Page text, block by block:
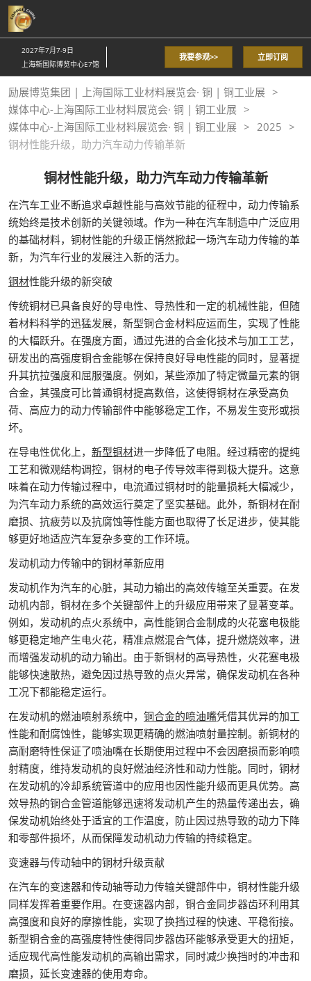
直
接
跳
至
内
容
2027年7月7-9日
上海新国际博览中心E7馆
我要参观>> 立即订阅
励展博览集团 | 上海国际工业材料展览会· 铜 | 铜工业展
媒体中心-上海国际工业材料展览会· 铜 | 铜工业展
媒体中心-上海国际工业材料展览会· 铜 | 铜工业展
2025
铜材性能升级，助力汽车动力传输革新
铜材性能升级，助力汽车动力传输革新
在汽车工业不断追求卓越性能与高效节能的征程中，动力传输系
统始终是技术创新的关键领域。作为一种在汽车制造中广泛应用
的基础材料，铜材性能的升级正悄然掀起一场汽车动力传输的革
新，为汽车行业的发展注入新的活力。​
铜材性能升级的新突破​
传统铜材已具备良好的导电性、导热性和一定的机械性能，但随
着材料科学的迅猛发展，新型铜合金材料应运而生，实现了性能
的大幅跃升。在强度方面，通过先进的合金化技术与加工工艺，
研发出的高强度铜合金能够在保持良好导电性能的同时，显著提
升其抗拉强度和屈服强度。例如，某些添加了特定微量元素的铜
合金，其强度可比普通铜材提高数倍，这使得铜材在承受高负
荷、高应力的动力传输部件中能够稳定工作，不易发生变形或损
坏。​
在导电性优化上， 新型铜材进一步降低了电阻。经过精密的提纯
工艺和微观结构调控，铜材的电子传导效率得到极大提升。这意
味着在动力传输过程中，电流通过铜材时的能量损耗大幅减少，
为汽车动力系统的高效运行奠定了坚实基础。此外，新铜材在耐
磨损、抗疲劳以及抗腐蚀等性能方面也取得了长足进步，使其能
够更好地适应汽车复杂多变的工作环境。​
发动机动力传输中的铜材革新应用​
发动机作为汽车的心脏，其动力输出的高效传输至关重要。在发
动机内部，铜材在多个关键部件上的升级应用带来了显著变革。
例如，发动机的点火系统中，高性能铜合金制成的火花塞电极能
够更稳定地产生电火花，精准点燃混合气体，提升燃烧效率，进
而增强发动机的动力输出。由于新铜材的高导热性，火花塞电极
能够快速散热，避免因过热导致的点火异常，确保发动机在各种
工况下都能稳定运行。​
在发动机的燃油喷射系统中， 铜合金的喷油嘴凭借其优异的加工
性能和耐腐蚀性，能够实现更精确的燃油喷射量控制。新铜材的
高耐磨特性保证了喷油嘴在长期使用过程中不会因磨损而影响喷
射精度，维持发动机的良好燃油经济性和动力性能。同时，铜材
在发动机的冷却系统管道中的应用也因性能升级而更具优势。高
效导热的铜合金管道能够迅速将发动机产生的热量传递出去，确
保发动机始终处于适宜的工作温度，防止因过热导致的动力下降
和零部件损坏，从而保障发动机动力传输的持续稳定。​
变速器与传动轴中的铜材升级贡献​
在汽车的变速器和传动轴等动力传输关键部件中，铜材性能升级
同样发挥着重要作用。在变速器内部，铜合金同步器齿环利用其
高强度和良好的摩擦性能，实现了换挡过程的快速、平稳衔接。
新型铜合金的高强度特性使得同步器齿环能够承受更大的扭矩，
适应现代高性能发动机的高输出需求，同时减少换挡时的冲击和
磨损，延长变速器的使用寿命。​